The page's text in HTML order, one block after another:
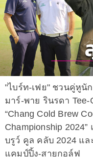
"ไบร์ท-เฟย" ชวนคู่หูนั
มาร์-พาย รินรดา
“Chang Cold Brew
Championship
บรูว์ คูล คลับ 2024 แล
แคมป์ปิ้ง-สายกอล์ฟ